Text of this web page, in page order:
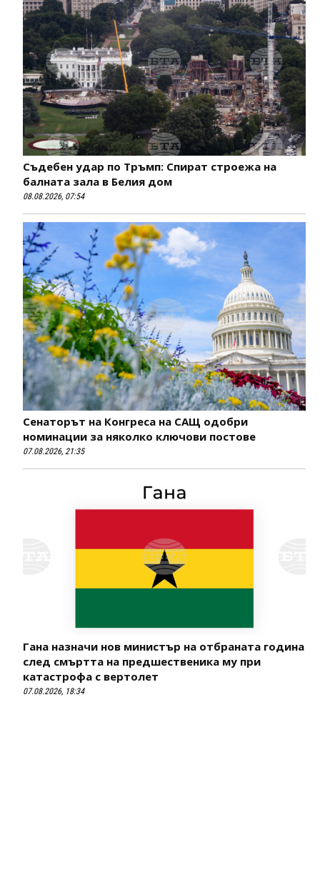
Съдебен удар по Тръмп: Спират строежа на
балната зала в Белия дом
08.08.2026, 07:54
Сенаторът на Конгреса на САЩ одобри
номинации за няколко ключови постове
07.08.2026, 21:35
Гана назначи нов министър на отбраната година
след смъртта на предшественика му при
катастрофа с вертолет
07.08.2026, 18:34